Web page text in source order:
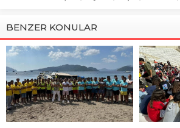
BENZER KONULAR